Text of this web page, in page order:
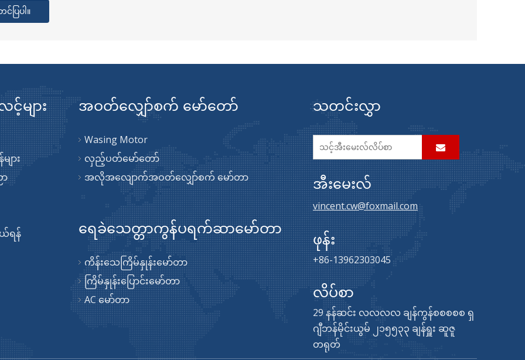
င်ပြပါ။
များ
ား
ရန်
အဝတ်လျှော်စက် မော်တော်
Wasing Motor
လှည့်ပတ်မော်တော်
အလိုအလျောက်အဝတ်လျှော်စက် မော်တာ
ရေခဲသေတ္တာကွန်ပရက်ဆာမော်တာ
ကိန်းသေကြိမ်နှုန်းမော်တာ
ကြိမ်နှုန်းပြောင်းမော်တာ
AC မော်တာ
သတင်းလွှာ
အီးမေးလ်
vincent.cw@foxmail.com
ဖုန်း
+86-13962303045
လိပ်စာ
29 နန်ဆင်း လလလလ ချန်ကွန်စစစစစ ရှ
ဂျီဘန်မိုင်းယွမ် ၂၁၅၅၃၃ ချန်ရှူး ဆူဇူ
တရုတ်